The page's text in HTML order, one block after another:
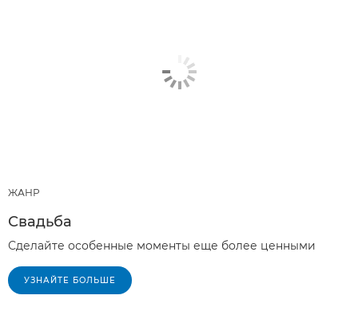
ЖАНР
Свадьба
Сделайте особенные моменты еще более ценными
УЗНАЙТЕ БОЛЬШЕ